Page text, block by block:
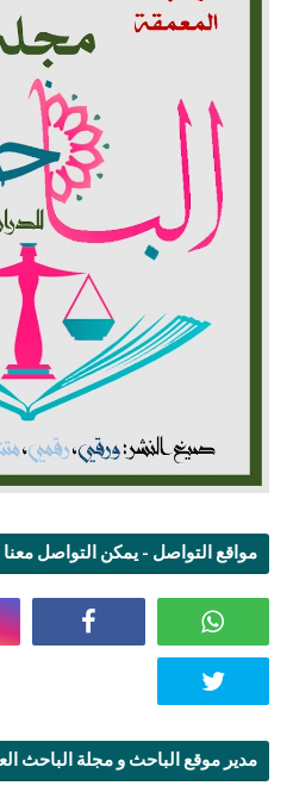
مواقع التواصل - يمكن التواصل
مدير موقع الباحث و مجلة الباحث